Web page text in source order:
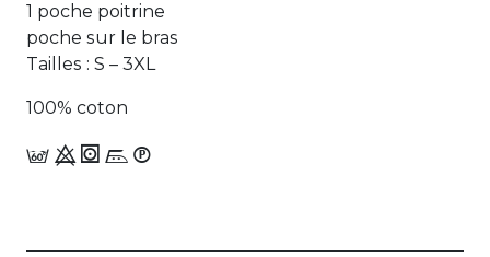
1 poche poitrine
poche sur le bras
Tailles : S – 3XL
100% coton
c 9 1 n_W